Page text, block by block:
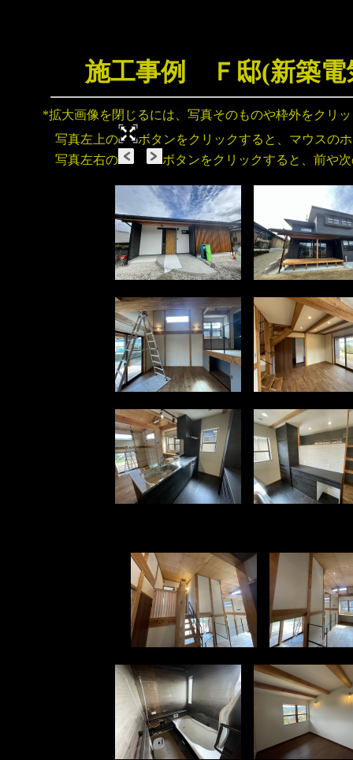
施工事例 Ｆ邸(新築
*拡大画像を閉じるには、写真そのものや枠外をクリ
写真左上の
ボタンをクリックすると、マウスの
写真左右の
ボタンをクリックすると、前や